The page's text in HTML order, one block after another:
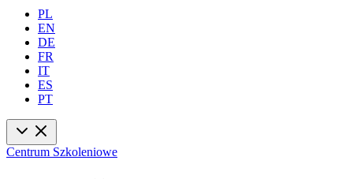
PL
EN
DE
FR
IT
ES
PT
Centrum Szkoleniowe